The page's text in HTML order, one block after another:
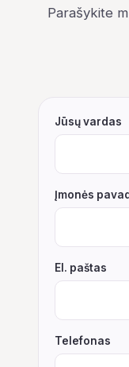
Parašykite
Jūsų vardas
Įmonės
El. paštas
Telefonas